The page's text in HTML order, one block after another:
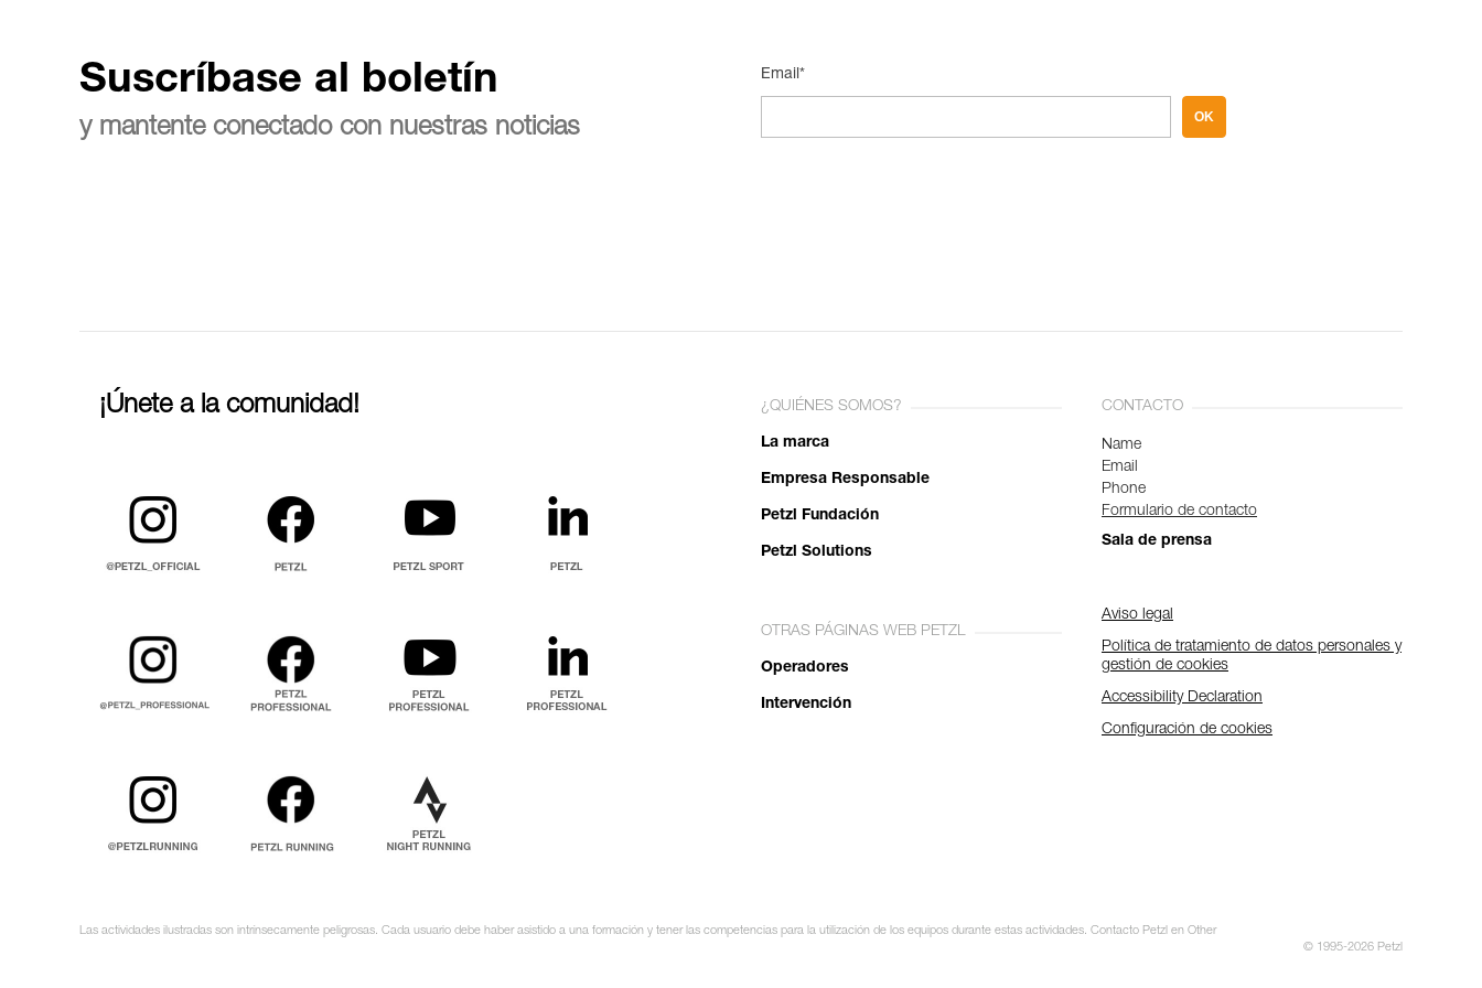
Suscríbase al boletín
y mantente conectado con nuestras noticias
Email*
OK
¡Únete a la comunidad! ¿QUIÉNES SOMOS?
La marca
Empresa Responsable
Petzl Fundación
Petzl Solutions
OTRAS PÁGINAS WEB PETZL
Operadores
Intervención
CONTACTO
Name
Email
Phone
Formulario de contacto
Sala de prensa
Aviso legal
Política de tratamiento de datos personales y
gestión de cookies
Accessibility Declaration
Configuración de cookies
Las actividades ilustradas son intrínsecamente peligrosas. Cada usuario debe haber asistido a una formación y tener las competencias para la utilización de los equipos durante estas actividades. Contacto Petzl en Other
© 1995-2026 Petzl